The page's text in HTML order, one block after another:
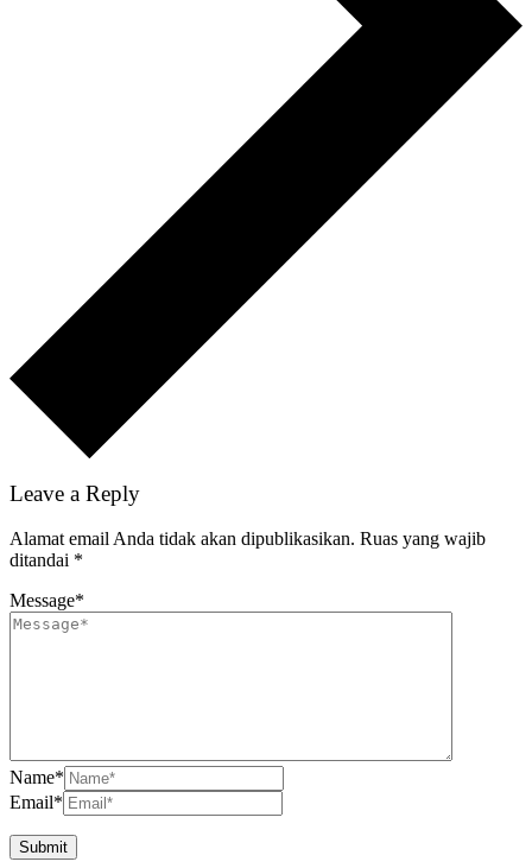
Leave a Reply
Alamat email Anda tidak akan dipublikasikan. Ruas yang wajib
ditandai *
Message*
Name*
Email*